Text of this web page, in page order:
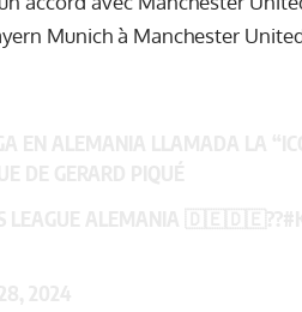
Munich à Manchester